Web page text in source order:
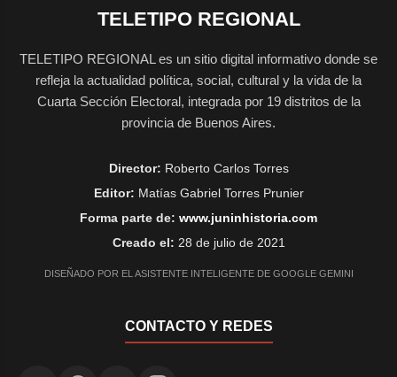
TELETIPO REGIONAL
TELETIPO REGIONAL es un sitio digital informativo donde se
refleja la actualidad política, social, cultural y la vida de la
Cuarta Sección Electoral, integrada por 19 distritos de la
provincia de Buenos Aires.
Director: Roberto Carlos Torres
Editor: Matías Gabriel Torres Prunier
Forma parte de: www.juninhistoria.com
Creado el: 28 de julio de 2021
DISEÑADO POR EL ASISTENTE INTELIGENTE DE GOOGLE GEMINI
CONTACTO Y REDES